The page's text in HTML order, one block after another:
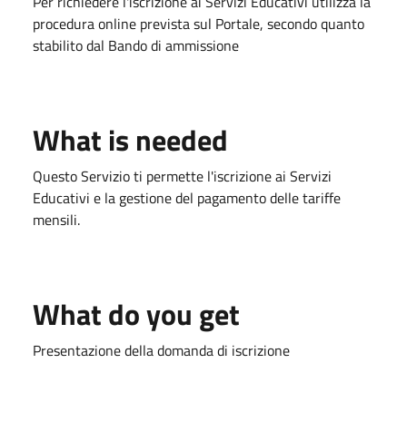
procedura online prevista sul Portale, secondo quanto
stabilito dal Bando di ammissione
What is needed
Questo Servizio ti permette l'iscrizione ai Servizi
Educativi e la gestione del pagamento delle tariffe
mensili.
What do you get
Presentazione della domanda di iscrizione